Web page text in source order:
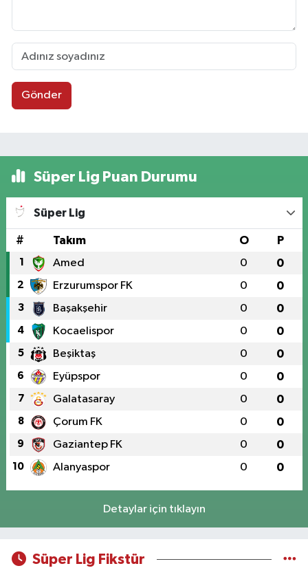
Gönder
Süper Lig Puan Durumu
Süper Lig
# Takım O P
1 Amed 0 0
2 Erzurumspor FK 0 0
3 Başakşehir 0 0
4 Kocaelispor 0 0
5 Beşiktaş 0 0
6 Eyüpspor 0 0
7 Galatasaray 0 0
8 Çorum FK 0 0
9 Gaziantep FK 0 0
10 Alanyaspor 0 0
Detaylar için tıklayın
Süper Lig Fikstür